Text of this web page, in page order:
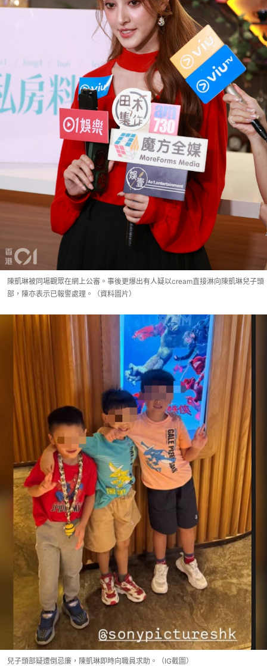
陳凱琳被同場觀眾在網上公審。事後更爆出有人疑以cream直接淋向陳凱琳兒子頭
部，陳亦表示已報警處理。（資料圖片）
兒子頭部疑遭倒忌廉，陳凱琳即時向職員求助。（IG截圖）